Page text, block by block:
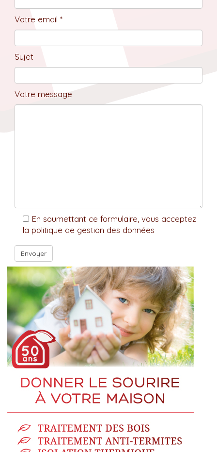
Votre email *
Sujet
Votre message
En soumettant ce formulaire, vous acceptez
la politique de gestion des données